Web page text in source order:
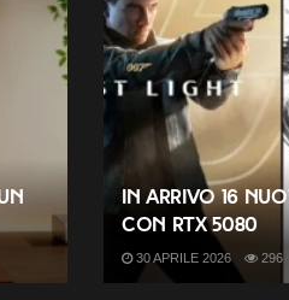
In arrivo 16
con RTX 5080
30 APRILE 2026 296